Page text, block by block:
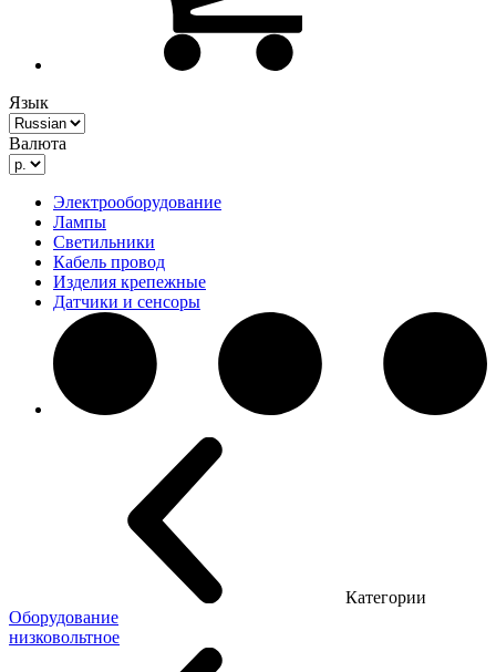
Язык
Валюта
Электрооборудование
Лампы
Светильники
Кабель провод
Изделия крепежные
Датчики и сенсоры
Категории
Оборудование
низковольтное